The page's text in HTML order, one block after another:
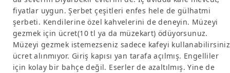
fiyatlar uygun. Şerbet çeşitleri enfes hele de gülhatmi
şerbeti. Kendilerine özel kahvelerini de deneyin. Müzeyi
gezmek için ücret(10 tl ya da müzekart) ödüyorsunuz.
Müzeyi gezmek istemezseniz sadece kafeyi
ücret alınmıyor. Giriş kapısı yan tarafa açılmış. Engelliler
için kolay bir bahçe değil. Eserler de azaltılmış. Yine de